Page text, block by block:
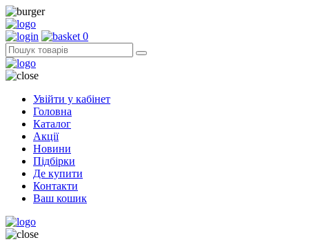
0
Увійти у кабінет
Головна
Каталог
Акції
Новини
Підбірки
Де купити
Контакти
Ваш кошик